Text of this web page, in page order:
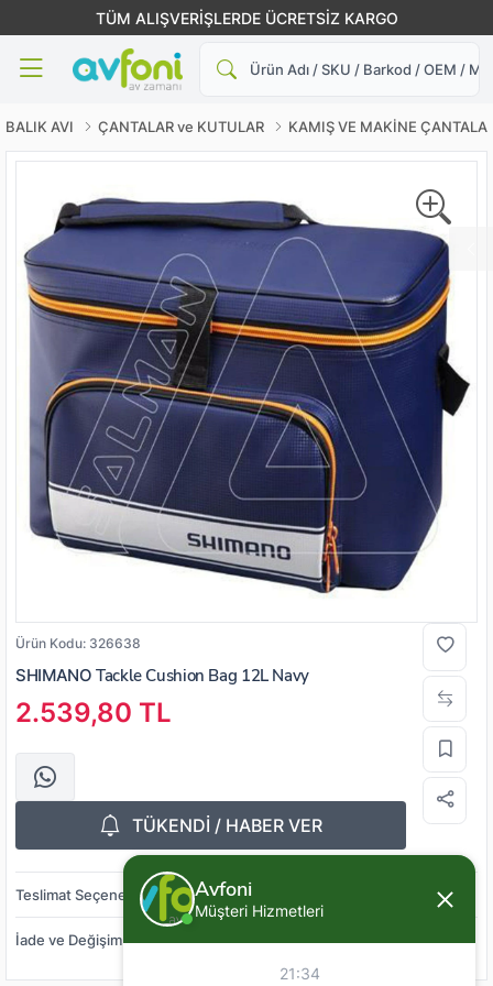
TÜM ALIŞVERİŞLERDE ÜCRETSİZ KARGO
BALIK AVI ÇANTALAR ve KUTULAR KAMIŞ VE MAKİNE
Ürün Kodu: 326638
SHIMANO Tackle Cushion Bag 12L Navy
2.539,80 TL
TÜKENDİ / HABER VER
Teslimat Seçenekleri
İade ve Değişim
Avfoni
Müşteri Hizmetleri
21:34